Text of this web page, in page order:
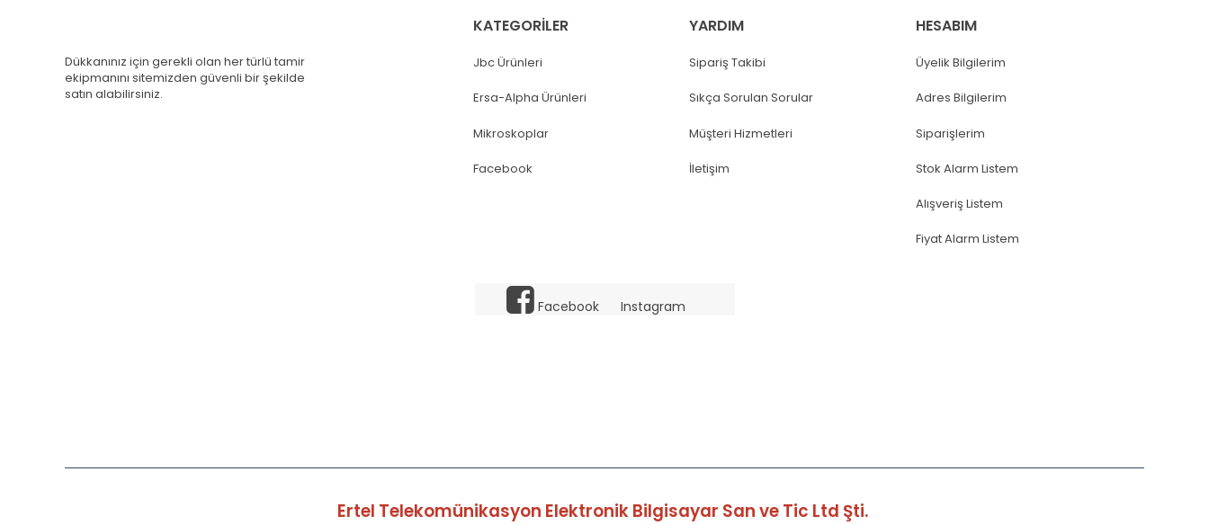
Dükkanınız için gerekli olan her türlü tamir
ekipmanını sitemizden güvenli bir şekilde
satın alabilirsiniz.
KATEGORİLER
Jbc Ürünleri
Ersa-Alpha Ürünleri
Mikroskoplar
Facebook
YARDIM
Sipariş Takibi
Sıkça Sorulan Sorular
Müşteri Hizmetleri
İletişim
HESABIM
Üyelik Bilgilerim
Adres Bilgilerim
Siparişlerim
Stok Alarm Listem
Alışveriş Listem
Fiyat Alarm Listem
Facebook Instagram
Ertel Telekomünikasyon Elektronik Bilgisayar San ve Tic Ltd Şti.